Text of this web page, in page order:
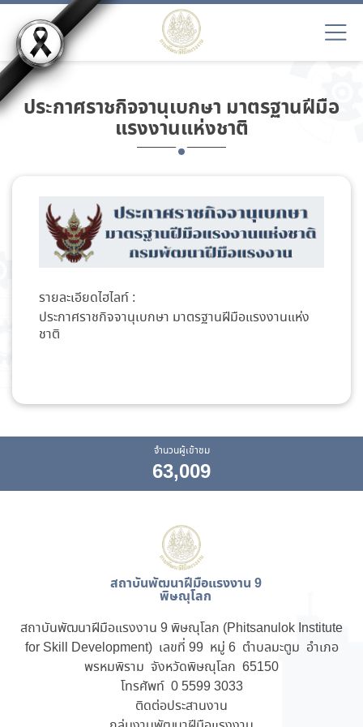
ประกาศราชกิจจานุเบกษา มาตรฐานฝีมือ
แรงงานแห่งชาติ
รายละเอียดไฮไลท์ :
ประกาศราชกิจจานุเบกษา มาตรฐานฝีมือแรงงานแห่ง
ชาติ
จำนวนผู้เข้าชม
63,009
สถาบันพัฒนาฝีมือแรงงาน 9
พิษณุโลก
สถาบันพัฒนาฝีมือแรงงาน 9 พิษณุโลก (Phitsanulok Institute
for Skill Development) เลขที่ 99 หมู่ 6 ตำบลมะตูม อำเภอ
พรหมพิราม จังหวัดพิษณุโลก 65150
โทรศัพท์ 0 5599 3033
ติดต่อประสานงาน